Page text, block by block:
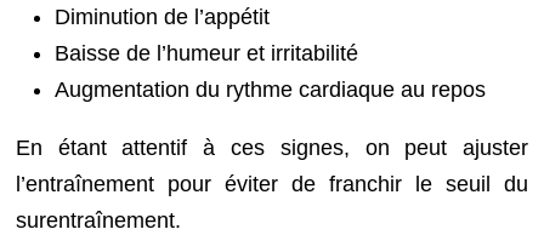
Diminution de l’appétit
Baisse de l’humeur et irritabilité
Augmentation du rythme cardiaque au repos
En étant attentif à ces signes, on peut ajuster
l’entraînement pour éviter de franchir le seuil du
surentraînement.